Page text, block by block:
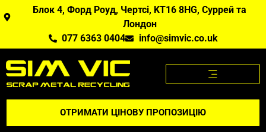
Блок 4, Форд Роуд, Чертсі, KT16 8HG, Суррей та
Лондон
077 6363 0404
info@simvic.co.uk
ОТРИМАТИ ЦІНОВУ ПРОПОЗИЦІЮ